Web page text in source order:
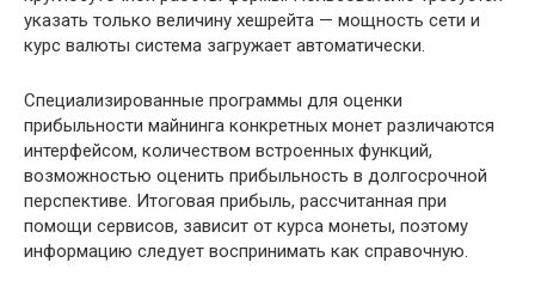
указать только величину хешрейта — мощность сети и
курс валюты система загружает автоматически.
Специализированные программы для оценки
прибыльности майнинга конкретных монет различаются
интерфейсом, количеством встроенных функций,
возможностью оценить прибыльность в долгосрочной
перспективе. Итоговая прибыль, рассчитанная при
помощи сервисов, зависит от курса монеты, поэтому
информацию следует воспринимать как справочную.